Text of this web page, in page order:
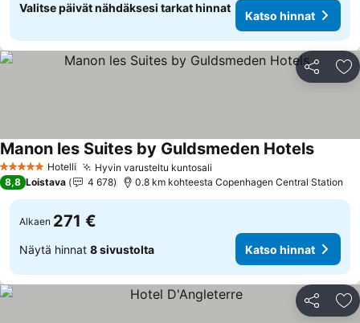
Valitse päivät nähdäksesi tarkat hinnat
Katso hinnat
Jaa
5 Tähtiluokitus
Hotelli Hyvin varusteltu kuntosali
Manon les Suites by Guldsmeden HotelsKatso
8,8 Loistava 4 678 0.8 km kohteesta Copenhagen Central Station
Alkaen 271 €
Näytä hinnat 8 sivustolta Katso hinnat
Jaa